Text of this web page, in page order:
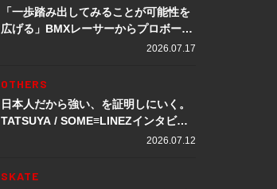
「一歩踏み出してみることが可能性を
広げる」BMXレーサーからプロボート
レーサーへ転身。上田龍星が体現する
2026.07.17
OTHERS
日本人だから強い、を証明しにいく。
TATSUYA / SOME≡LINEZインタビュ
2026.07.12
SKATE